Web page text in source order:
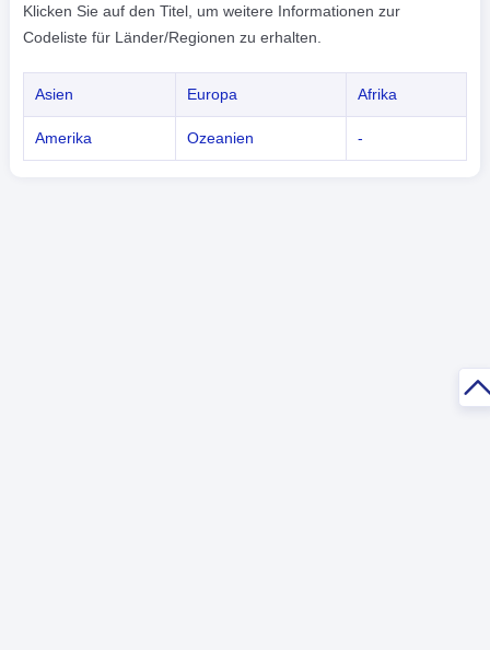
Klicken Sie auf den Titel, um weitere Informationen zur
Codeliste für Länder/Regionen zu erhalten.
Asien Europa Afrika
Amerika Ozeanien -